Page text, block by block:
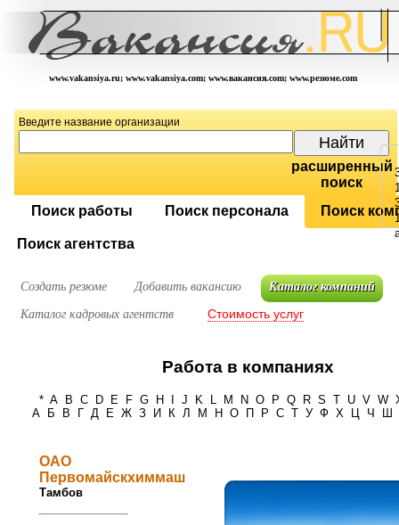
www.vakansiya.ru; www.vakansiya.com; www.вакансия.com; www.резюме.com
Введите название организации
расширенный
поиск
Поиск работы
Поиск персонала Поиск
Поиск агентства
Создать резюме Добавить вакансию Каталог компаний
Каталог кадровых агентств Стоимость услуг
Работа в компаниях
* A B C D E F G H J K L M N O P Q R S T U V W
А
Б В Г Д Е Ж З И К Л М Н О П Р С Т У Ф Х Ц Ч Ш
ОАО
Первомайскхиммаш
Тамбов